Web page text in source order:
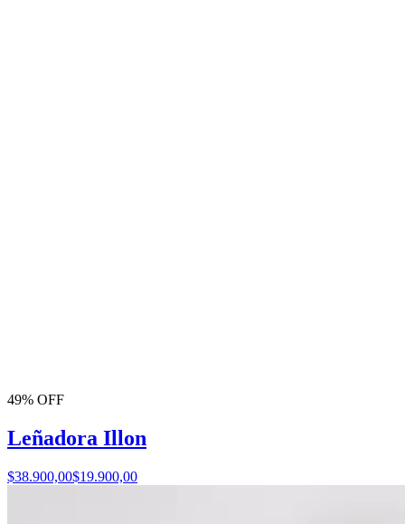
49% OFF
Leñadora Illon
$38.900,00$19.900,00